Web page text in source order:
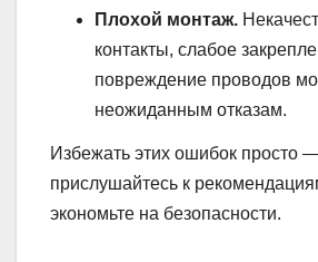
Плохой монтаж.
контакты, слабое
повреждение проводов
неожиданным отказам.
Избежать этих ошибок просто
прислушайтесь к
экономьте на безопасности.